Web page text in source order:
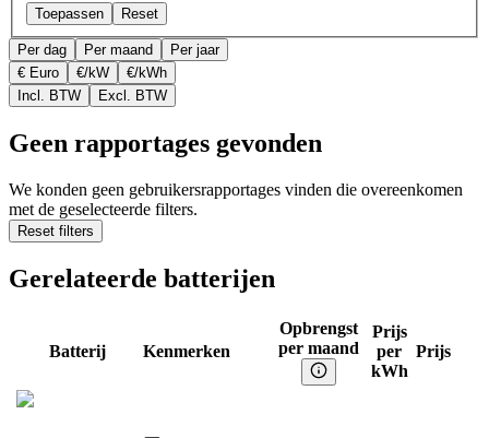
Toepassen Reset
Per dag Per maand
Per jaar
€ Euro
€/kW
€/kWh
Incl. BTW
Excl. BTW
Geen rapportages gevonden
We konden geen gebruikersrapportages vinden die overeenkomen
met de geselecteerde filters.
Reset filters
Gerelateerde batterijen
Batterij Kenmerken
Opbrengst
per maand
Prijs
per
kWh
Prijs